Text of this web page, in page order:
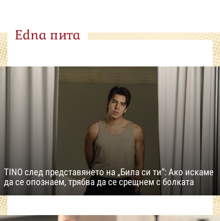
Edna пита
TINO след представянето на „Била си ти“: Ако искаме
да се опознаем, трябва да се срещнем с болката